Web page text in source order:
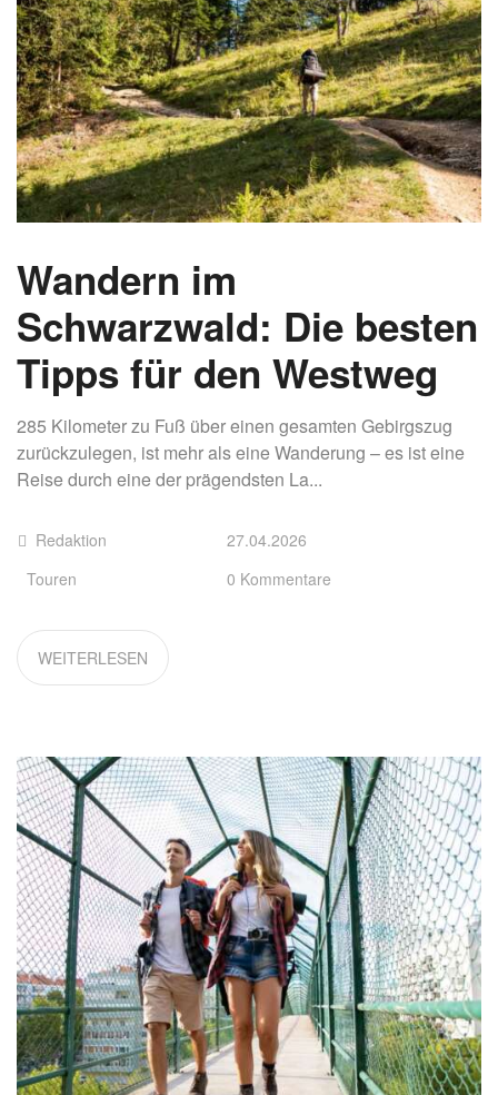
Wandern im
Schwarzwald: Die besten
Tipps für den Westweg
285 Kilometer zu Fuß über einen gesamten Gebirgszug
zurückzulegen, ist mehr als eine Wanderung – es ist eine
Reise durch eine der prägendsten La...
Redaktion
Touren
27.04.2026
0 Kommentare
WEITERLESEN